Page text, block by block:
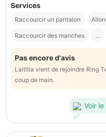
Services
Raccourcir un pantalon
Raccourcir des manches ...
Pas encore d'avis
Laititia vient de rejoindre Ring
coup de main.
Voir